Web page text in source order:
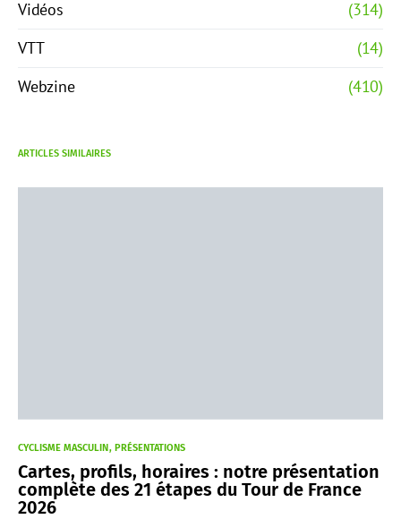
Vidéos
(314)
VTT
(14)
Webzine
(410)
ARTICLES SIMILAIRES
CYCLISME MASCULIN PRÉSENTATIONS
Cartes, profils, horaires : notre présentation
complète des 21 étapes du Tour de France
2026